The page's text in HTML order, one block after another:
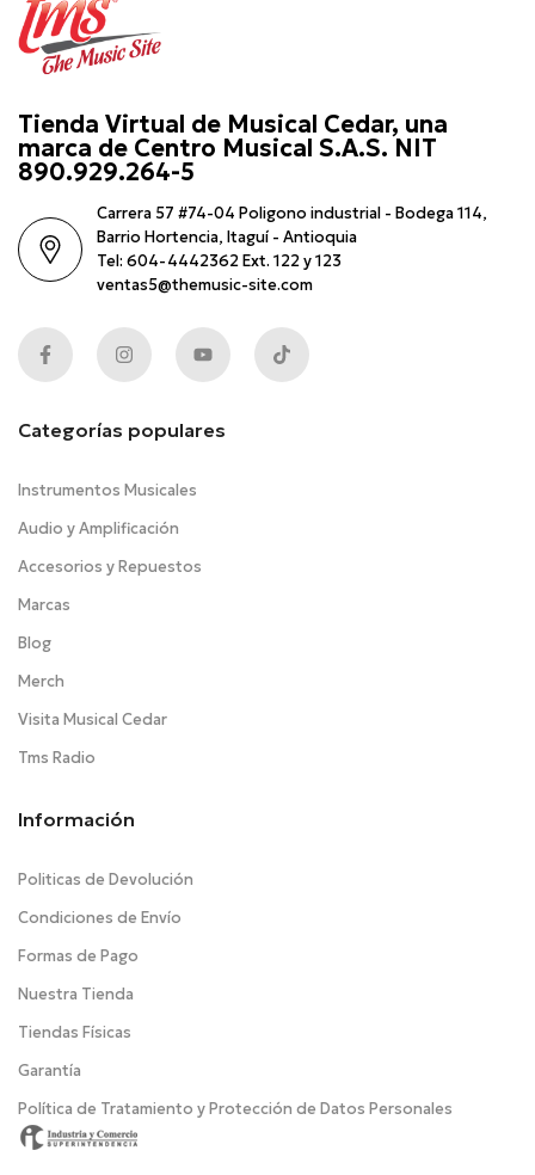
Tienda Virtual de Musical Cedar, una
marca de Centro Musical S.A.S. NIT
890.929.264-5
Carrera 57 #74-04 Poligono industrial - Bodega 114,
Barrio Hortencia, Itaguí - Antioquia
Tel: 604-4442362 Ext. 122 y 123
ventas5@themusic-site.com
Categorías populares
Instrumentos Musicales
Audio y Amplificación
Accesorios y Repuestos
Marcas
Blog
Merch
Visita Musical Cedar
Tms Radio
Información
Politicas de Devolución
Condiciones de Envío
Formas de Pago
Nuestra Tienda
Tiendas Físicas
Garantía
Política de Tratamiento y Protección de Datos Personales